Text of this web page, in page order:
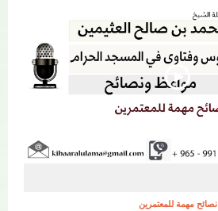
نصائح مهمة للمعتمرين